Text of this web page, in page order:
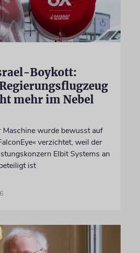
Boykott:
mehr im Nebel
Maschine wurde bewusst auf
verzichtet, weil der
Elbit Systems an
ist